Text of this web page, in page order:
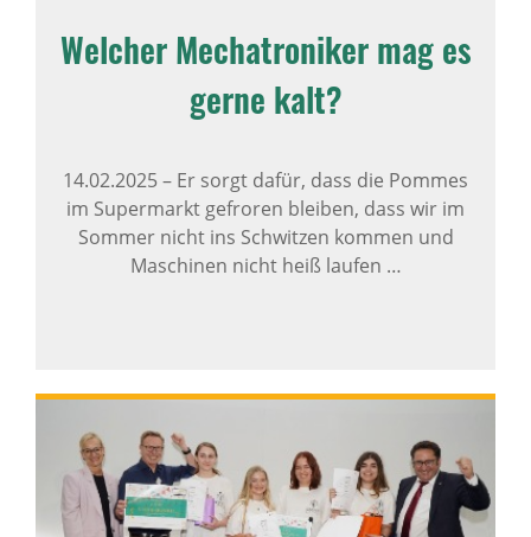
Welcher Mechatroniker mag es
gerne kalt?
14.02.2025– Er sorgt dafür, dass die Pommes
im Supermarkt gefroren bleiben, dass wir im
Sommer nicht ins Schwitzen kommen und
Maschinen nicht heiß laufen …